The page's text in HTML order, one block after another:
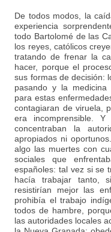
De todos modos, la
experiencia
todo Bartolomé de las
los reyes, católicos
tratando de frenar la
hacer, porque el
sus formas de decisión:
pasando y la
para estas
contagiaran de viruela,
era incomprensible.
concentraban la
apropiados ni
algo las muertes con
sociales que
españoles: tal vez si se
hacía trabajar tanto,
resistirían mejor las
prohibía el trabajo
todos de hambre,
las autoridades locales